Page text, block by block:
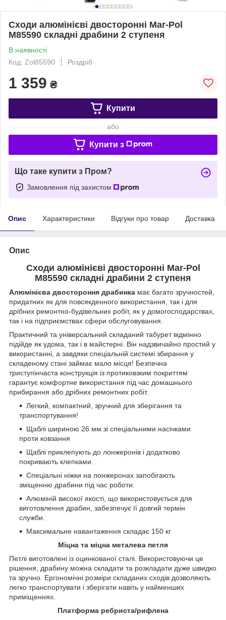
Сходи алюмінієві двосторонні Mar-Pol
M85590 складні драбини 2 ступеня
В наявності
Код: Zol85590
Роздріб
1 359 ₴
Купити
або
Купити з
Що таке купити з Пром?
Замовлення під захистом
Опис Характеристики Відгуки про товар Доставка
Опис
Сходи алюмінієві двосторонні Mar-Pol
M85590 складні драбини 2 ступеня
Алюмінієва двостороння драбинка має багато зручностей,
придатних як для повсякденного використання, так і для
дрібних ремонтно-будівельних робіт, як у домогосподарствах,
так і на підприємствах сфери обслуговування.
Практичний та універсальний складаний табурет відмінно
підійде як удома, так і в майстерні. Він надзвичайно простий у
використанні, а завдяки спеціальній системі збирання у
складеному стані займає мало місця! Безпечна
триступінчаста конструкція із протиковзким покриттям
гарантує комфортне використання під час домашнього
прибирання або дрібних ремонтних робіт.
Легкий, компактний, зручний для зберігання та
транспортування!
Щаблі шириною 26 мм зі спеціальними насічками
проти ковзання
Щаблі приклепують до лонжеронів і додатково
покривають клепками.
Спеціальні ніжки на лонжеронах запобігають
зміщенню драбини під час роботи.
Алюміній високої якості, що використовується для
виготовлення драбин, забезпечує її довгий термін
служби.
Максимальне навантаження складає 150 кг
Міцна та міцна металева петля
Петлі виготовлені із оцинкованої сталі. Використовуючи це
рішення, драбину можна складати та розкладати дуже швидко
та зручно. Ергономічні розміри складаних сходів дозволяють
легко транспортувати і зберігати навіть у найменших
приміщеннях.
Платформа ребриста/рифлена